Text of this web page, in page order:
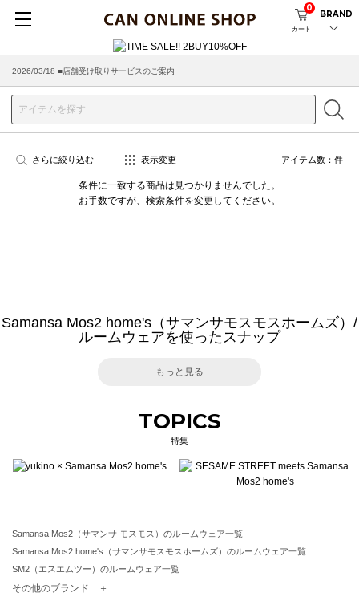
カート
0
BRAND
2026/03/18 ■店舗受け取りサービスのご案内
さらに絞り込む 表示変更 アイテム数： 件
条件に一致する商品は見つかりませんでした。
お手数ですが、検索条件を変更してください。
Samansa Mos2 home's（サマンサモスモスホームズ）/
ルームウェアを使ったスナップ
もっと見る
TOPICS
特集
Samansa Mos2（サマンサ モスモス）のルームウェア一覧
Samansa Mos2 home's（サマンサモスモスホームズ）のルームウェア一覧
SM2（エスエムツー）のルームウェア一覧
TSUHARU by Samansa Mos2（ツハルバイサマンサモスモス）のルームウェア一覧
その他のブランド ＋